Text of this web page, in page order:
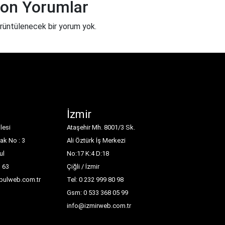
Yorumlar
bir yorum yok.
No : 3
63
İzmir
Ataşehir Mh. 8001/3 Sk.
Ali Öztürk İş Merkezi
No:17 K:4 D:18
Çiğli / İzmir
Tel: 0 232 999 80 98
Gsm: 0 533 368 05 99
info@izmirweb.com.tr